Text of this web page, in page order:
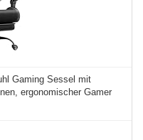
Gaming Sessel mit
ergonomischer Gamer